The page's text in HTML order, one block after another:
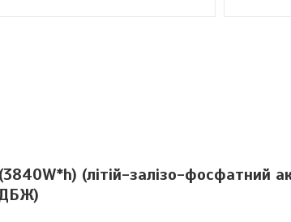
(літій-залізо-фосфатний